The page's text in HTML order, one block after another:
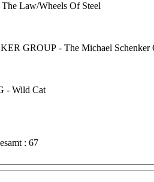
Law/Wheels Of Steel
GROUP - The Michael Schenker
- Wild Cat
: 67